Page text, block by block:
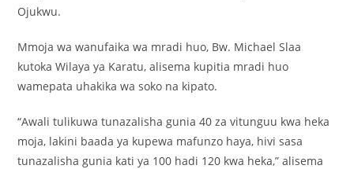
Ojukwu.
Mmoja wa wanufaika wa mradi huo, Bw. Michael Slaa
kutoka Wilaya ya Karatu, alisema kupitia mradi huo
wamepata uhakika wa soko na kipato.
“Awali tulikuwa tunazalisha gunia 40 za vitunguu kwa heka
moja, lakini baada ya kupewa mafunzo haya, hivi sasa
tunazalisha gunia kati ya 100 hadi 120 kwa heka,” alisema